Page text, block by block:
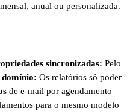
anual ou personalizada.
sincronizadas: Pelo
domínio: Os relatórios só podem
de e-mail por agendamento
para o mesmo modelo